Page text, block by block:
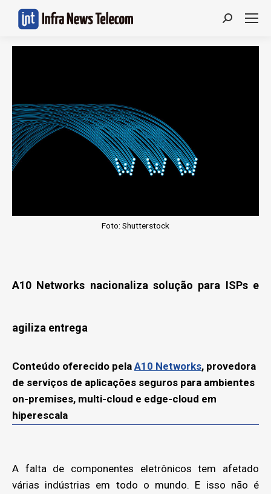
Search:
Foto: Shutterstock
A10 Networks nacionaliza solução para ISPs e
agiliza entrega
Conteúdo oferecido pela A10 Networks, provedora
de serviços de aplicações seguros para ambientes
on-premises, multi-cloud e edge-cloud em
hiperescala
A falta de componentes eletrônicos tem afetado
várias indústrias em todo o mundo. E isso não é